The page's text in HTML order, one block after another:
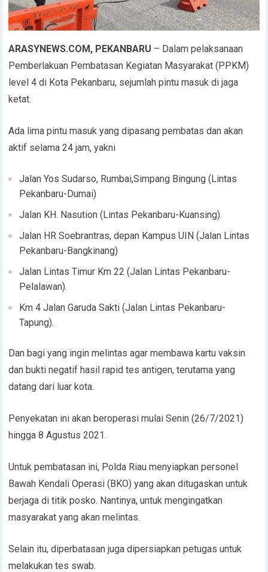
ARASYNEWS.COM, PEKANBARU – Dalam pelaksanaan
Pemberlakuan Pembatasan Kegiatan Masyarakat (PPKM)
level 4 di Kota Pekanbaru, sejumlah pintu masuk di jaga
ketat.
Ada lima pintu masuk yang dipasang pembatas dan akan
aktif selama 24 jam, yakni
Jalan Yos Sudarso, Rumbai,Simpang Bingung (Lintas
Pekanbaru-Dumai)
Jalan KH. Nasution (Lintas Pekanbaru-Kuansing).
Jalan HR Soebrantras, depan Kampus UIN (Jalan Lintas
Pekanbaru-Bangkinang)
Jalan Lintas Timur Km 22 (Jalan Lintas Pekanbaru-
Pelalawan).
Km 4 Jalan Garuda Sakti (Jalan Lintas Pekanbaru-
Tapung).
Dan bagi yang ingin melintas agar membawa kartu vaksin
dan bukti negatif hasil rapid tes antigen, terutama yang
datang dari luar kota.
Penyekatan ini akan beroperasi mulai Senin (26/7/2021)
hingga 8 Agustus 2021.
Untuk pembatasan ini, Polda Riau menyiapkan personel
Bawah Kendali Operasi (BKO) yang akan ditugaskan untuk
berjaga di titik posko. Nantinya, untuk mengingatkan
masyarakat yang akan melintas.
Selain itu, diperbatasan juga dipersiapkan petugas untuk
melakukan tes swab.